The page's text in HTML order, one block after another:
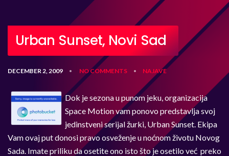
Urban Sunset, Novi Sad
DECEMBER 2, 2009 • NO COMMENTS • NAJAVE
Dok je sezona u punom jeku, organizacija
Space Motion vam ponovo predstavlja svoj
jedinstveni serijal žurki, Urban Sunset. Ekipa
Vam ovaj put donosi pravo osveženje u noćnom životu Novog
Sada. Imate priliku da osetite ono isto što je osetilo već preko